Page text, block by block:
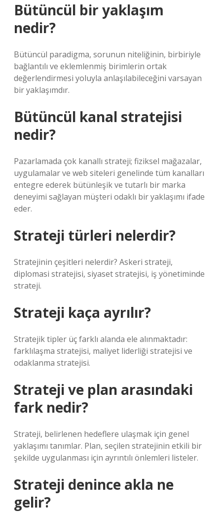
Bütüncül bir yaklaşım
nedir?
Bütüncül paradigma, sorunun niteliğinin, birbiriyle
bağlantılı ve eklemlenmiş birimlerin ortak
değerlendirmesi yoluyla anlaşılabileceğini varsayan
bir yaklaşımdır.
Bütüncül kanal stratejisi
nedir?
Pazarlamada çok kanallı strateji; fiziksel mağazalar,
uygulamalar ve web siteleri genelinde tüm kanalları
entegre ederek bütünleşik ve tutarlı bir marka
deneyimi sağlayan müşteri odaklı bir yaklaşımı ifade
eder.
Strateji türleri nelerdir?
Stratejinin çeşitleri nelerdir? Askeri strateji,
diplomasi stratejisi, siyaset stratejisi, iş yönetiminde
strateji.
Strateji kaça ayrılır?
Stratejik tipler üç farklı alanda ele alınmaktadır:
farklılaşma stratejisi, maliyet liderliği stratejisi ve
odaklanma stratejisi.
Strateji ve plan arasındaki
fark nedir?
Strateji, belirlenen hedeflere ulaşmak için genel
yaklaşımı tanımlar. Plan, seçilen stratejinin etkili bir
şekilde uygulanması için ayrıntılı önlemleri listeler.
Strateji denince akla ne
gelir?